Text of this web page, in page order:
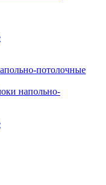
потолочные
напольно-